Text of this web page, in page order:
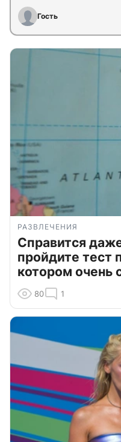
Гость
РАЗВЛЕЧЕНИЯ
Справится
пройдите тест
котором очень
80 1